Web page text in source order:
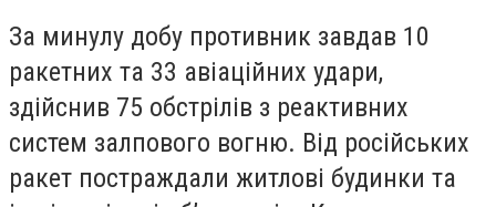
За минулу добу противник завдав 10
ракетних та 33 авіаційних удари,
здійснив 75 обстрілів з реактивних
систем залпового вогню. Від російських
ракет постраждали житлові будинки та